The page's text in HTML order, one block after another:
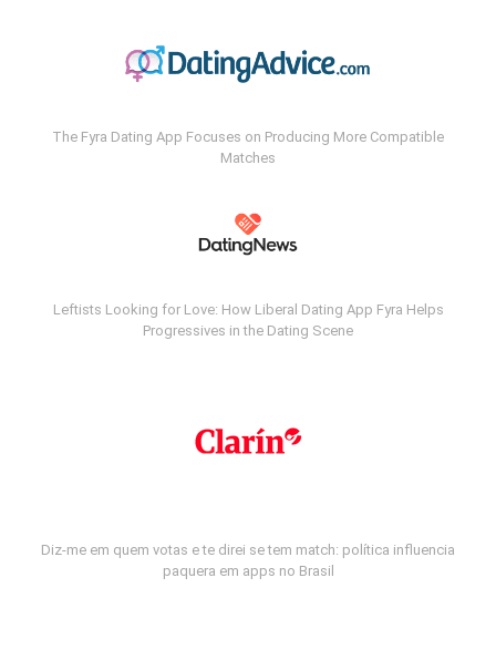
The Fyra Dating App Focuses on Producing More Compatible
Matches
Leftists Looking for Love: How Liberal Dating App Fyra Helps
Progressives in the Dating Scene
Diz-me em quem votas e te direi se tem match: política influencia
paquera em apps no Brasil